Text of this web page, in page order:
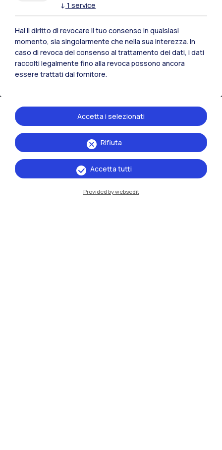
IT EN
Sedi
Milano Bovisa
Cremona
Lecco
↓ 1 service
Hai il diritto di revocare il tuo consenso in qualsiasi
momento, sia singolarmente che nella sua interezza. In
caso di revoca del consenso al trattamento dei dati, i dati
raccolti legalmente fino alla revoca possono ancora
essere trattati dal fornitore.
Rifiuta
Accetta i selezionati
Accetta tutti
Provided by websedit